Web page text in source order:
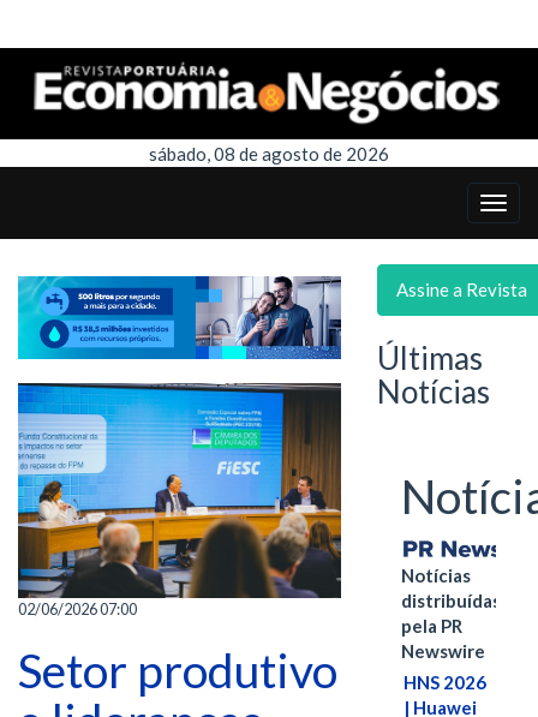
sábado, 08 de agosto de 2026
02/06/2026 07:00
Setor produtivo
Assine a Revista
Últimas
Notícias
Notícias
distribuídas
pela PR
Newswire
HNS 2026
| Huawei